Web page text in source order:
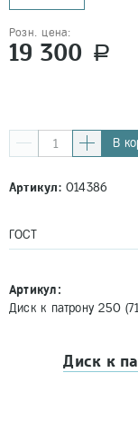
Розн. цена:
19 300 a
В
Артикул:014386
ГОСТ
Артикул:
Диск к патрону 250
Диск к